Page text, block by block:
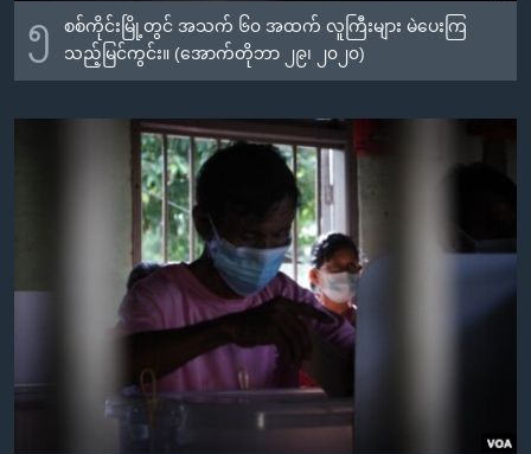
ကျော်
ရန်
၅
စစ်ကိုင်းမြို့တွင် အသက် ၆၀ အထက် လူကြီးများ မဲပေးကြ
သည့်မြင်ကွင်း။ (အောက်တိုဘာ ၂၉၊ ၂၀၂၀)